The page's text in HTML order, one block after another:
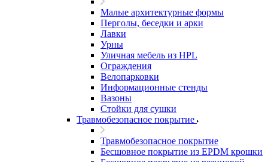
Малые архитектурные формы
Перголы, беседки и арки
Лавки
Урны
Уличная мебель из HPL
Ограждения
Велопарковки
Информационные стенды
Вазоны
Стойки для сушки
Травмобезопасное покрытие
Травмобезопасное покрытие
Бесшовное покрытие из EPDM крошки